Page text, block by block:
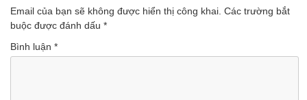
(Lượt nghe: 157)
Email của bạn sẽ không được hiển thị công khai. Các trường bắt
buộc được đánh dấu *
Bình luận *